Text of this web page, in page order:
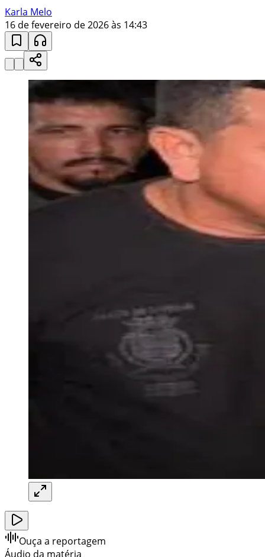
Karla Melo
16 de fevereiro de 2026 às 14:43
Ouça a reportagem
Áudio da matéria